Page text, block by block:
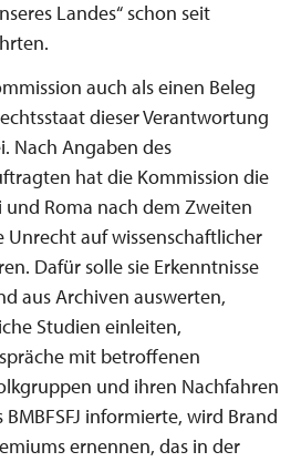
Landes“ schon seit
auch als einen Beleg
dieser Verantwortung
Nach Angaben des
hat die Kommission die
und Roma nach dem Zweiten
Unrecht auf wissenschaftlicher
Dafür solle sie Erkenntnisse
aus Archiven auswerten,
Studien einleiten,
mit betroffenen
und ihren Nachfahren
informierte, wird Brand
ernennen, das in der